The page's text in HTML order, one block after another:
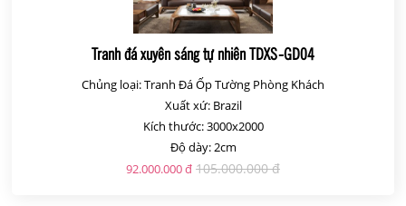
Tranh đá xuyên sáng tự nhiên TDXS-GD04
Chủng loại: Tranh Đá Ốp Tường Phòng Khách
Xuất xứ: Brazil
Kích thước: 3000x2000
Độ dày: 2cm
92.000.000 đ 105.000.000 đ